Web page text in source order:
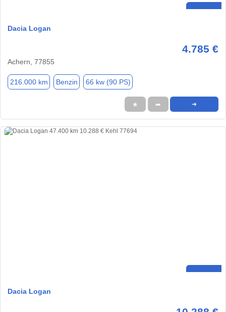
Dacia Logan
4.785 €
Achern, 77855
216.000 km Benzin 66 kw (90 PS)
★ ➦ ➜
Dacia Logan